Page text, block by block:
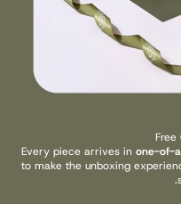
Free
Every piece arrives in one-of-
to make the unboxing